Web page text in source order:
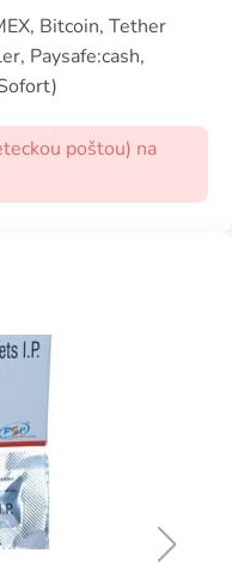
Bitcoin, Tether
Paysafe:cash,
poštou) na